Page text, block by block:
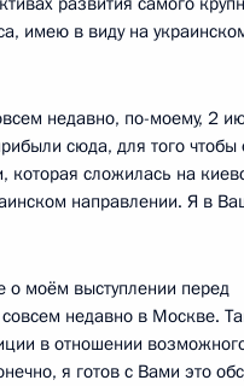
имею в виду на
недавно, по-моему, 2
сюда, для того чтобы
которая сложилась на
направлении. Я в
о моём выступлении перед
недавно в Москве.
в отношении
я готов с Вами это